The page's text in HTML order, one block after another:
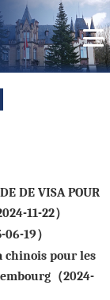
DE VISA POUR
11-22）
19）
chinois pour les
（2024-